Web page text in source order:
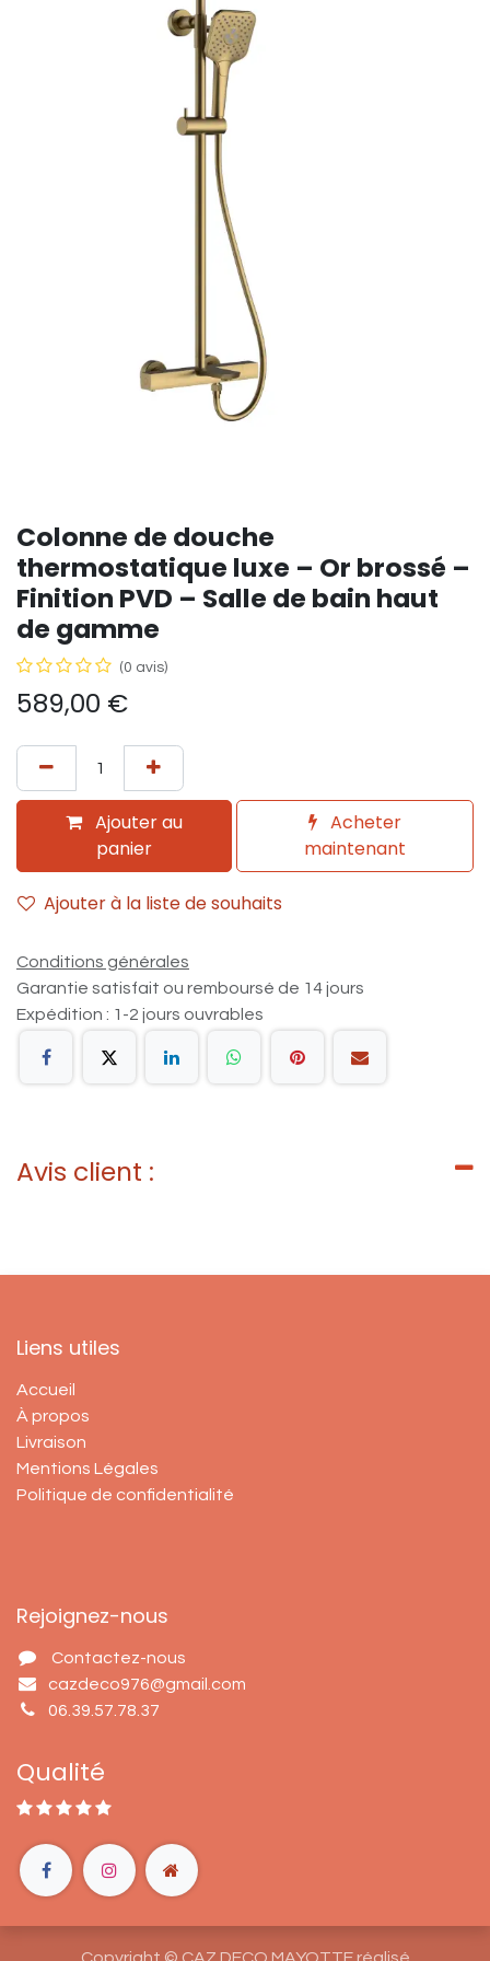
Colonne de douche
thermostatique luxe – Or brossé –
Finition PVD – Salle de bain haut
de gamme
(0 avis)
589,00 €
Ajouter au
panier
Acheter
maintenant
Ajouter à la liste de souhaits
Conditions générales
Garantie satisfait ou remboursé de 14 jours
Expédition : 1-2 jours ouvrables
Avis client :
Liens utiles
Accueil
À propos
Livraison
Mentions Légales
Politique de confidentialité
Rejoignez-nous
Contactez-nous
cazdeco976@gmail.com
06.39.57.78.37
Qualité
Copyright © CAZ DECO MAYOTTE réalisé